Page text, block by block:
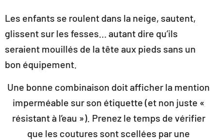
Les enfants se roulent dans la neige, sautent,
glissent sur les fesses… autant dire qu’ils
seraient mouillés de la tête aux pieds sans un
bon équipement.
Une bonne combinaison doit afficher la mention
imperméable sur son étiquette (et non juste «
résistant à l’eau »). Prenez le temps de vérifier
que les coutures sont scellées par une